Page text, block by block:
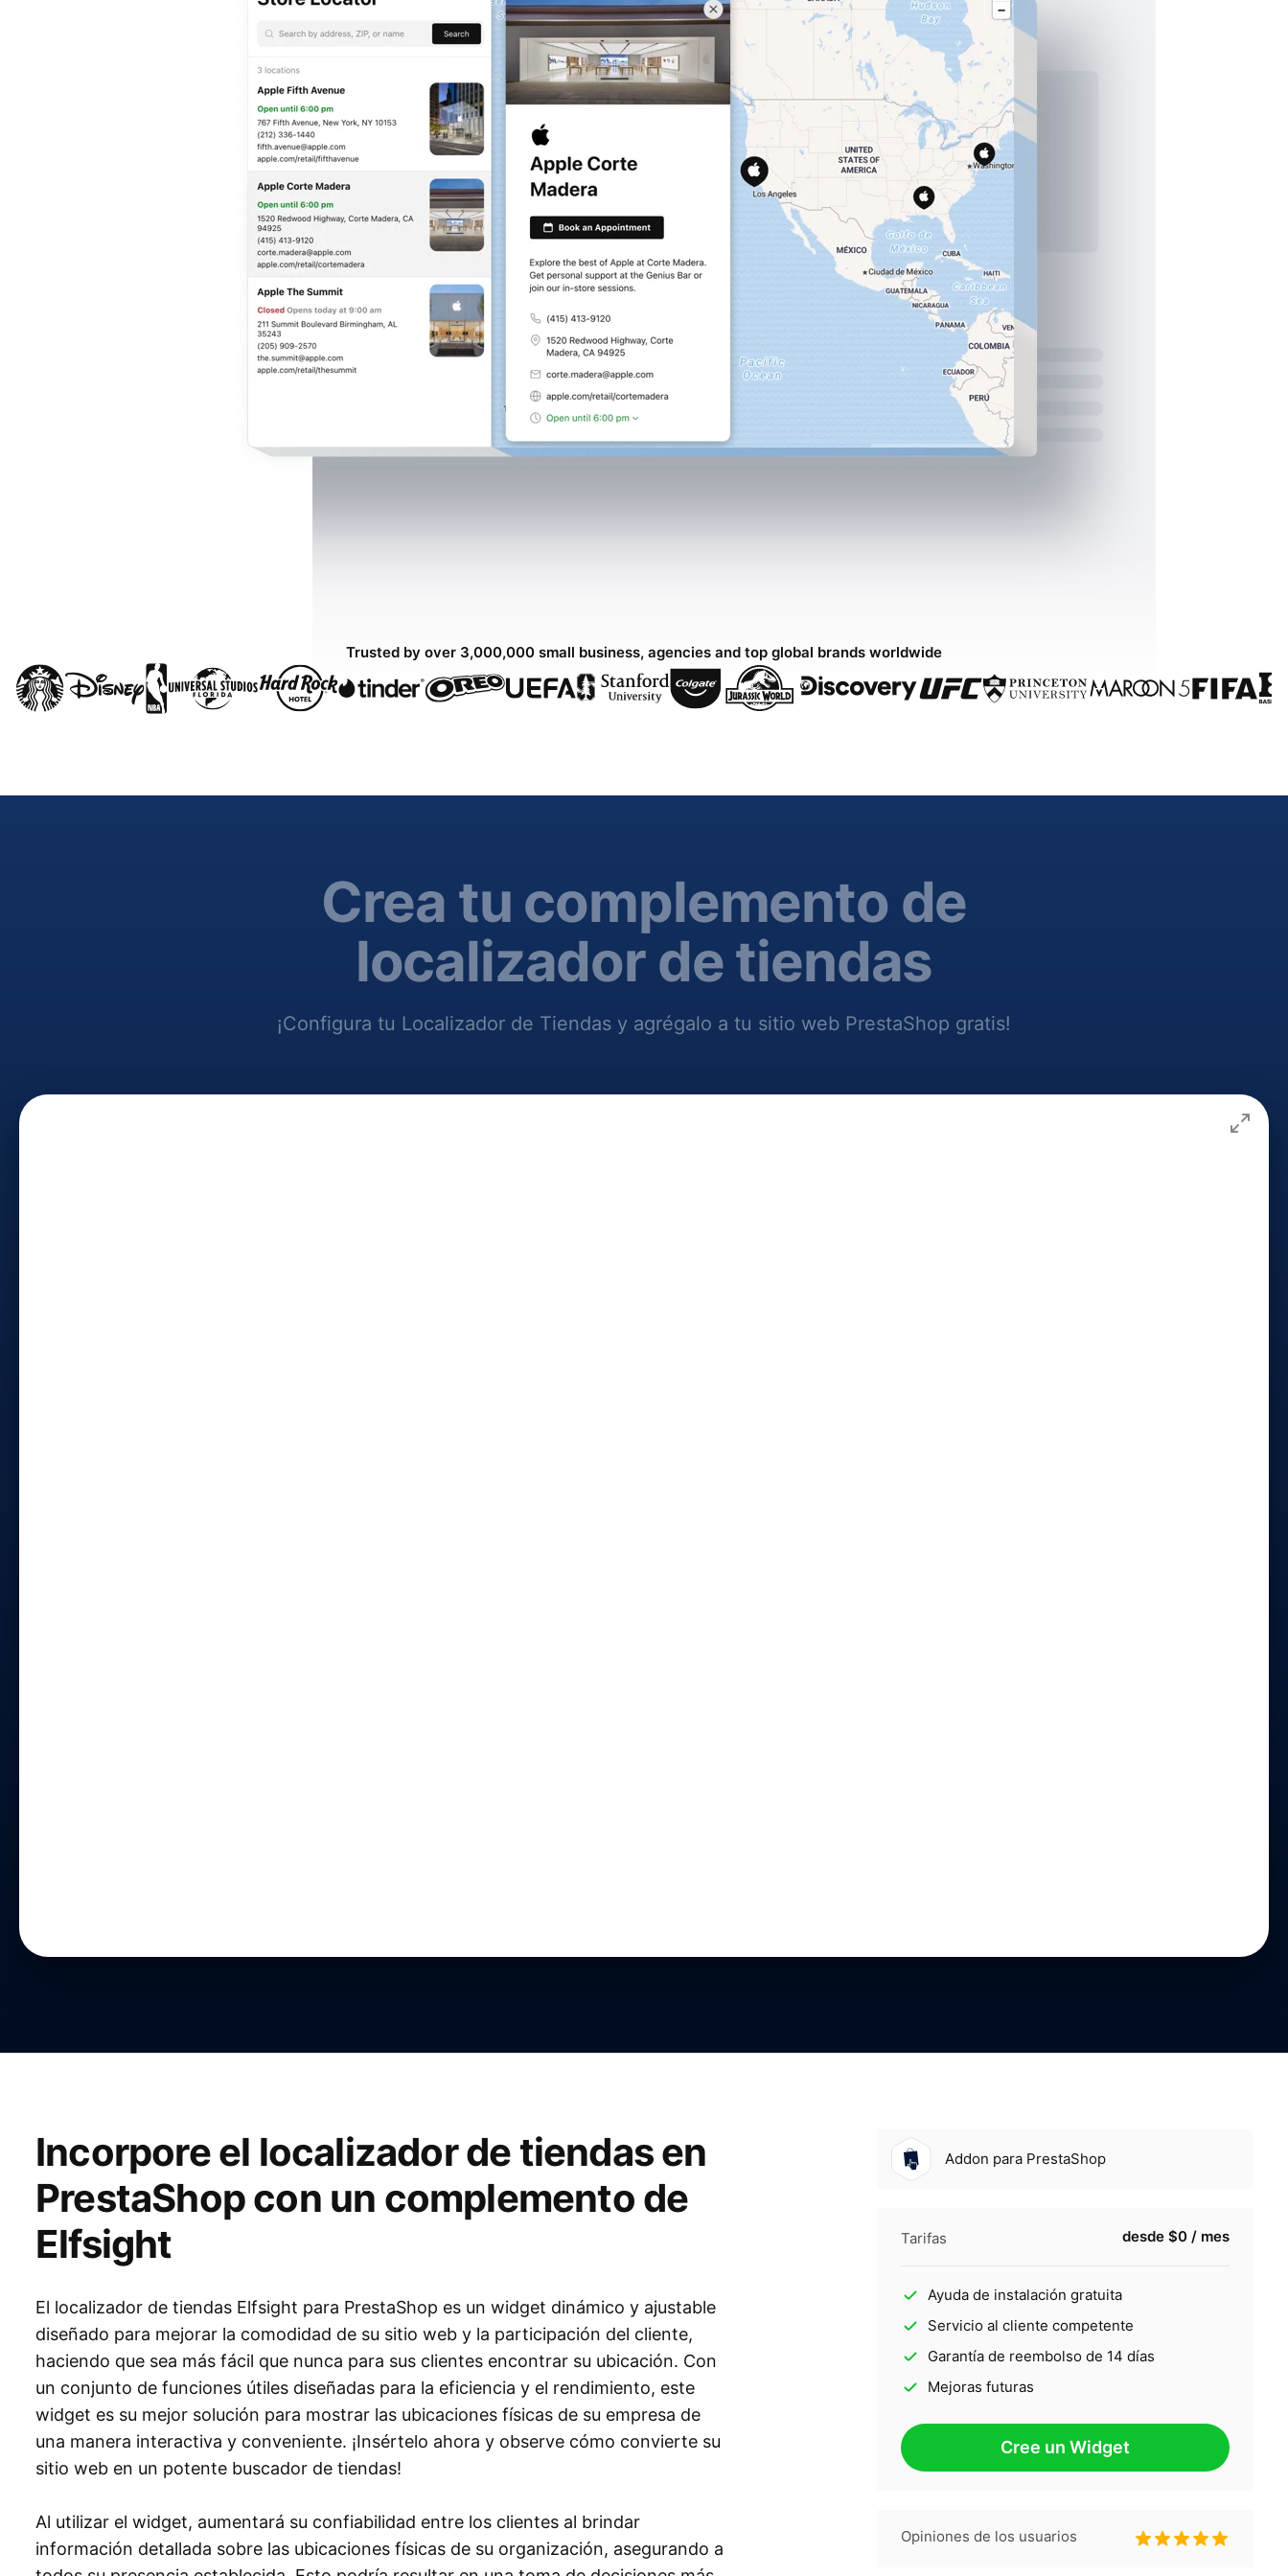
Trusted by over 3,000,000 small business, agencies and top global brands worldwide
Crea tu complemento de
localizador de tiendas
¡Configura tu Localizador de Tiendas y agrégalo a tu sitio web PrestaShop gratis!
Incorpore el localizador de tiendas en
PrestaShop con un complemento de
Elfsight
El localizador de tiendas Elfsight para PrestaShop es un widget dinámico y ajustable
diseñado para mejorar la comodidad de su sitio web y la participación del cliente,
haciendo que sea más fácil que nunca para sus clientes encontrar su ubicación. Con
un conjunto de funciones útiles diseñadas para la eficiencia y el rendimiento, este
widget es su mejor solución para mostrar las ubicaciones físicas de su empresa de
una manera interactiva y conveniente. ¡Insértelo ahora y observe cómo convierte su
sitio web en un potente buscador de tiendas!
Al utilizar el widget, aumentará su confiabilidad entre los clientes al brindar
información detallada sobre las ubicaciones físicas de su organización, asegurando a
Addon para PrestaShop
Tarifas desde $0 / mes
Ayuda de instalación gratuita
Servicio al cliente competente
Garantía de reembolso de 14 días
Mejoras futuras
Cree un Widget
Opiniones de los usuarios